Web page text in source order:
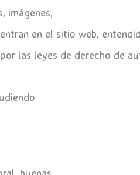
imágenes,
en el sitio web,
las leyes de derecho de